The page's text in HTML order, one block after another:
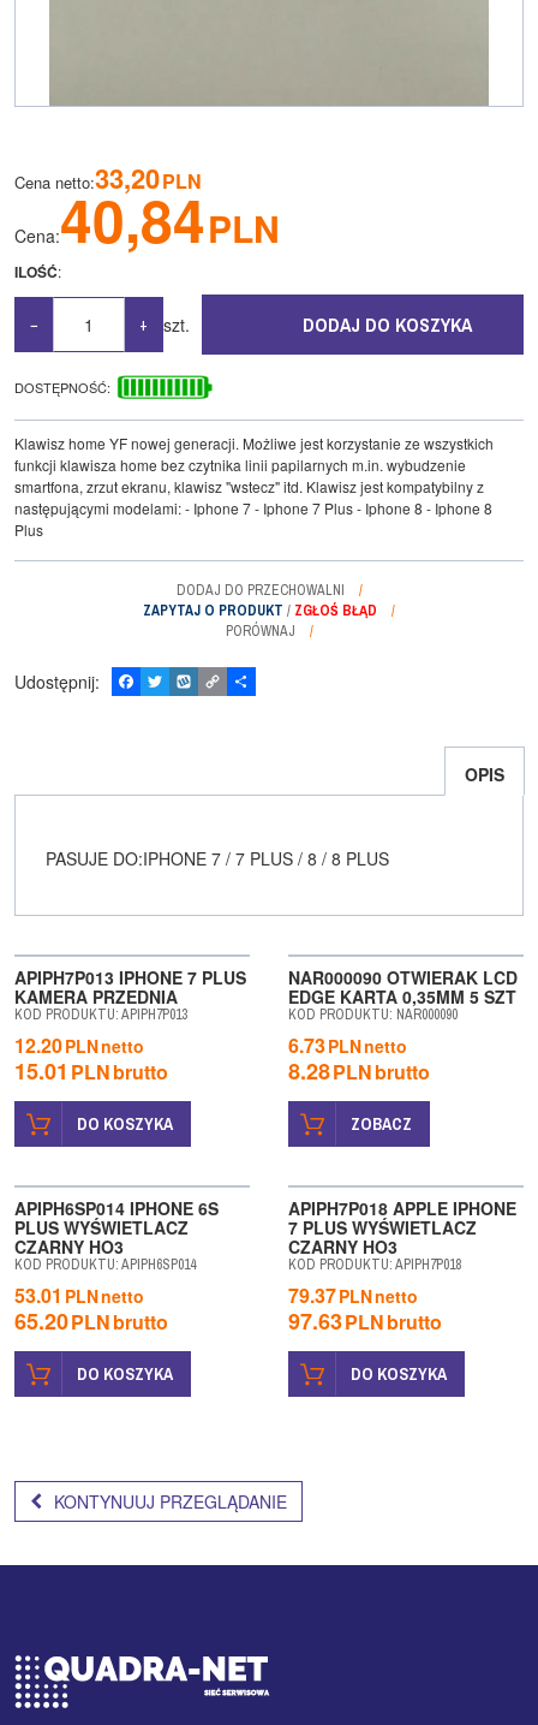
Cena netto:33,20PLN
Cena:40,84PLN
ILOŚĆ:
− + szt. DODAJ DO KOSZYKA
DOSTĘPNOŚĆ:
Klawisz home YF nowej generacji. Możliwe jest korzystanie ze wszystkich
funkcji klawisza home bez czytnika linii papilarnych m.in. wybudzenie
smartfona, zrzut ekranu, klawisz "wstecz" itd. Klawisz jest kompatybilny z
następującymi modelami: - Iphone 7 - Iphone 7 Plus - Iphone 8 - Iphone 8
Plus
DODAJ DO PRZECHOWALNI
ZAPYTAJ O PRODUKT / ZGŁOŚ BŁĄD
PORÓWNAJ
Udostępnij:
F
a
o
T
w
r
W
y
C
o
n
P
o
l
ę
OPIS
PASUJE DO:IPHONE 7 / 7 PLUS / 8 / 8 PLUS
APIPH7P013 IPHONE 7 PLUS
KAMERA PRZEDNIA
KOD PRODUKTU:APIPH7P013
12.20PLNnetto
15.01 PLNbrutto
DO KOSZYKA
NAR000090 OTWIERAK LCD
EDGE KARTA 0,35MM 5 SZT
KOD PRODUKTU: NAR000090
6.73PLNnetto
8.28PLNbrutto
ZOBACZ
APIPH6SP014 IPHONE 6S
PLUS WYŚWIETLACZ
CZARNY HO3
KOD PRODUKTU:APIPH6SP014
53.01 PLNnetto
65.20PLNbrutto
DO KOSZYKA
APIPH7P018 APPLE IPHONE
7 PLUS WYŚWIETLACZ
CZARNY HO3
KOD PRODUKTU:APIPH7P018
79.37PLNnetto
97.63PLNbrutto
DO KOSZYKA
KONTYNUUJ PRZEGLĄDANIE